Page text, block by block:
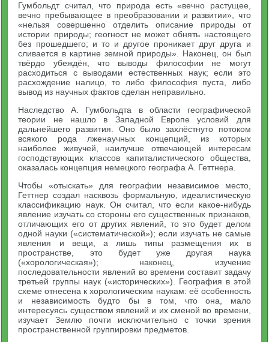
Гумбольдт считал, что природа есть «вечно растущее,
вечно пребывающее в преобразовании и развитии», что
«нельзя совершенно отделить описание природы от
истории природы; геогност не может обнять настоящего
без прошедшего; и то и другое проникает друг друга и
сливается в картине земной природы». Наконец, он был
твёрдо убеждён, что выводы философии не могут
расходиться с выводами естественных наук; если это
расхождение налицо, то либо философия пуста, либо
вывод из научных фактов сделан неправильно.
Наследство А. Гумбольдта в области географической
теории не нашло в Западной Европе условий для
дальнейшего развития. Оно было захлёстнуто потоком
всякого рода лженаучных концепций, из которых
наиболее живучей, наилучше отвечающей интересам
господствующих классов капиталистического общества,
оказалась концепция немецкого географа А. Геттнера.
Чтобы «отыскать» для географии независимое место,
Геттнер создал насквозь формальную, идеалистическую
классификацию наук. Он считал, что если какое-нибудь
явление изучать со стороны его существенных признаков,
отличающих его от других явлений, то это будет делом
одной науки («систематической»); если изучать не самые
явления и вещи, а лишь типы размещения их в
пространстве, это будет уже другая наука
(«хорологическая»); наконец, изучение
последовательности явлений во времени составит задачу
третьей группы наук («исторических»). География в этой
схеме отнесена к хорологическим наукам: её особенность
и независимость будто бы в том, что она, мало
интересуясь существом явлений и их сменой во времени,
изучает Землю почти исключительно с точки зрения
пространственной группировки предметов.